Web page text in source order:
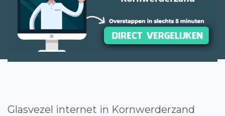
Glasvezel internet in Kornwerderzand